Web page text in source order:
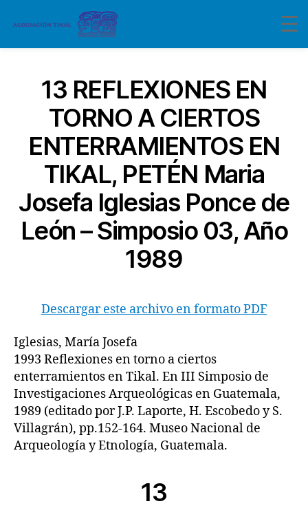
13 REFLEXIONES EN
TORNO A CIERTOS
ENTERRAMIENTOS EN
TIKAL, PETÉN Maria
Josefa Iglesias Ponce de
León – Simposio 03, Año
1989
Descargar este archivo en formato PDF
Iglesias, María Josefa
1993 Reflexiones en torno a ciertos
enterramientos en Tikal. En III Simposio de
Investigaciones Arqueológicas en Guatemala,
1989 (editado por J.P. Laporte, H. Escobedo y S.
Villagrán), pp.152-164. Museo Nacional de
Arqueología y Etnología, Guatemala.
13